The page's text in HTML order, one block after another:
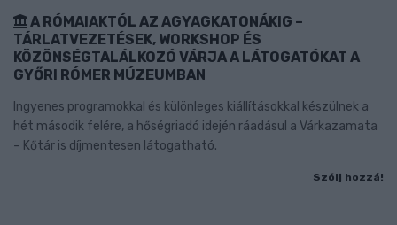
A RÓMAIAKTÓL AZ AGYAGKATONÁKIG –
TÁRLATVEZETÉSEK, WORKSHOP ÉS
KÖZÖNSÉGTALÁLKOZÓ VÁRJA A LÁTOGATÓKAT A
GYŐRI RÓMER MÚZEUMBAN
Ingyenes programokkal és különleges kiállításokkal készülnek a
hét második felére, a hőségriadó idején ráadásul a Várkazamata
– Kőtár is díjmentesen látogatható.
Szólj hozzá!